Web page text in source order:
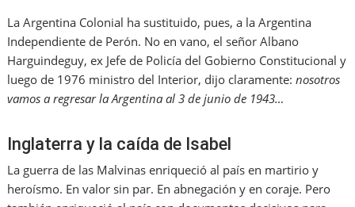
La Argentina Colonial ha sustituido, pues, a la Argentina
Independiente de Perón. No en vano, el señor Albano
Harguindeguy, ex Jefe de Policía del Gobierno Constitucional y
luego de 1976 ministro del Interior, dijo claramente:nosotros
vamos a regresar la Argentina al 3 de junio de 1943…
Inglaterra y la caída de Isabel
La guerra de las Malvinas enriqueció al país en martirio y
heroísmo. En valor sin par. En abnegación y en coraje. Pero